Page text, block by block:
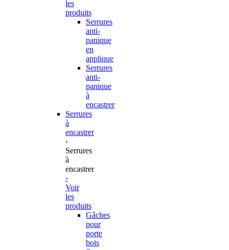
les
produits
Serrures
anti-
panique
en
applique
Serrures
anti-
panique
à
encastrer
Serrures
à
encastrer
‹
Serrures
à
encastrer
›
Voir
les
produits
Gâches
pour
porte
bois